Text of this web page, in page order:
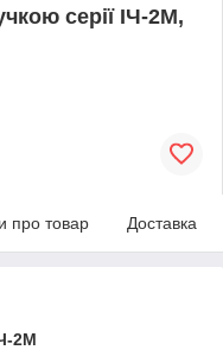
серії ІЧ-2М,
про товар Доставка
2М